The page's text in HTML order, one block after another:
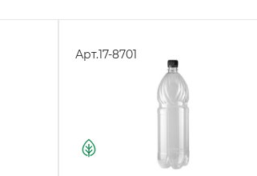
Арт.17-8701